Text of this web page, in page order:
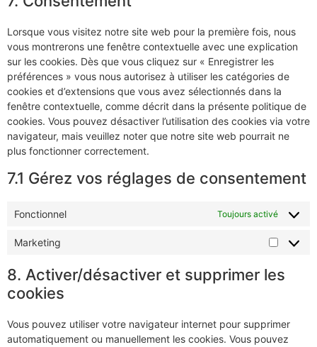
Lorsque vous visitez notre site web pour la première fois, nous
vous montrerons une fenêtre contextuelle avec une explication
sur les cookies. Dès que vous cliquez sur « Enregistrer les
préférences » vous nous autorisez à utiliser les catégories de
cookies et d’extensions que vous avez sélectionnés dans la
fenêtre contextuelle, comme décrit dans la présente politique de
cookies. Vous pouvez désactiver l’utilisation des cookies via votre
navigateur, mais veuillez noter que notre site web pourrait ne
plus fonctionner correctement.
7.1 Gérez vos réglages de consentement
Fonctionnel Toujours activé
Marketing
8. Activer/désactiver et supprimer les
cookies
Vous pouvez utiliser votre navigateur internet pour supprimer
automatiquement ou manuellement les cookies. Vous pouvez